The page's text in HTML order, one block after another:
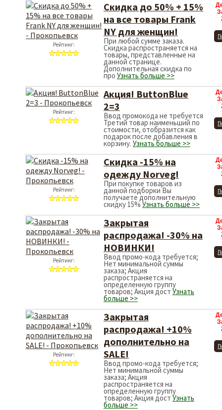
Рейтинг:
Скидка до 50% + 15%
на все товары Frank
NY для женщин!
При любой сумме заказа.
Скидка распространяется на
товары, представленные на
данной странице.
Дополнительная скидка по
про Узнать больше >>
Рейтинг:
Акция! ButtonBlue
2=3
Ввод промокода не требуется
Третий товар наименьший по
стоимости, отобразится как
подарок после добавления в
корзину. Узнать больше >>
Рейтинг:
Скидка -15% на
одежду Norveg!
При покупке товаров из
данной подборки Вы
получаете дополнительную
скидку 15% Узнать больше >>
Рейтинг:
Закрытая
распродажа! -30% на
НОВИНКИ!
Ввод промо-кода требуется;
Нет минимальной суммы
заказа; Акция
распространяется на
определенную группу
товаров; Акция дост Узнать
больше >>
Рейтинг:
Закрытая
распродажа! +10%
дополнительно на
SALE!
Ввод промо-кода требуется;
Нет минимальной суммы
заказа; Акция
распространяется на
определенную группу
товаров; Акция дост Узнать
больше >>